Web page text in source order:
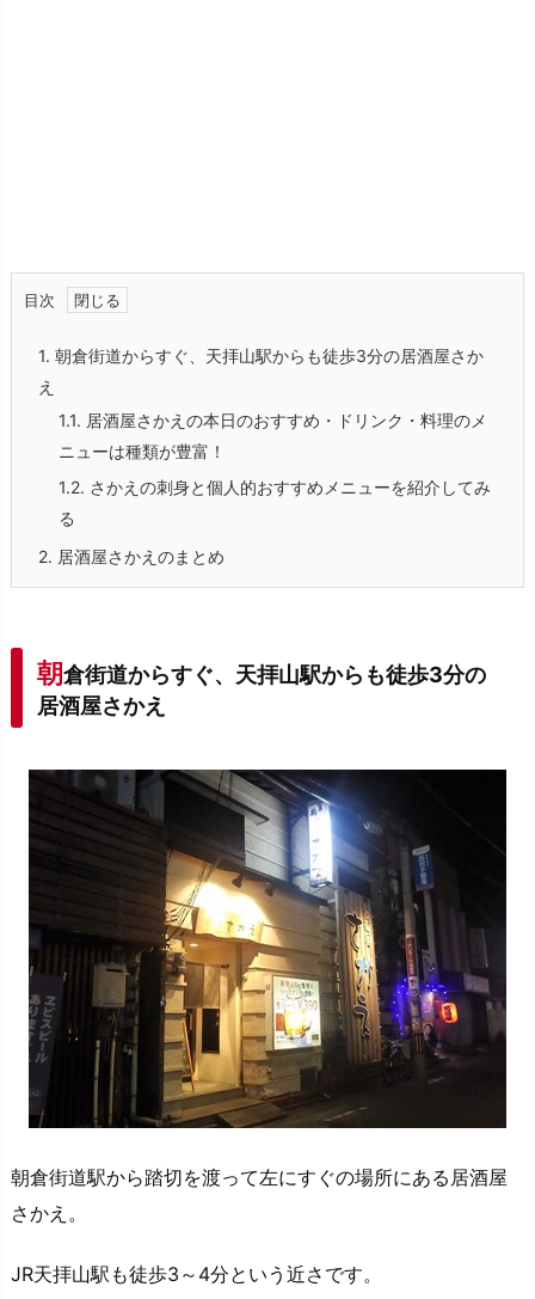
目次
1. 朝倉街道からすぐ、天拝山駅からも徒歩3分の居酒屋さか
え
1.1. 居酒屋さかえの本日のおすすめ・ドリンク・料理のメ
ニューは種類が豊富！
1.2. さかえの刺身と個人的おすすめメニューを紹介してみ
る
2. 居酒屋さかえのまとめ
朝倉街道からすぐ、天拝山駅からも徒歩3分の
居酒屋さかえ
朝倉街道駅から踏切を渡って左にすぐの場所にある居酒屋
さかえ。
JR天拝山駅も徒歩3～4分という近さです。